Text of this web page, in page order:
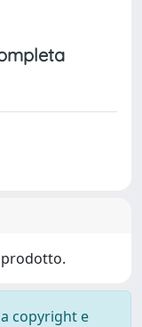
prodotto.
copyright e